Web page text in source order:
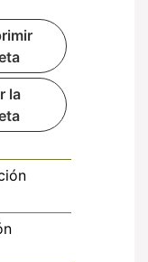
la